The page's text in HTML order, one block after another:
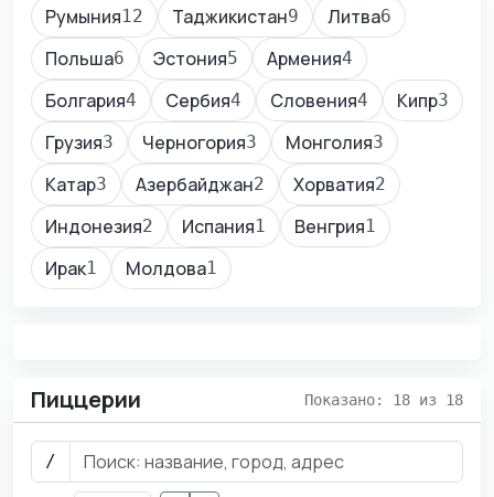
Румыния12 Таджикистан9 Литва6
Польша6 Эстония5 Армения4
Болгария4 Сербия4 Словения4 Кипр3
Грузия3 Черногория3 Монголия3
Катар3 Азербайджан2 Хорватия2
Индонезия2 Испания1 Венгрия1
Ирак1 Молдова1
Пиццерии Показано: 18 из 18
/